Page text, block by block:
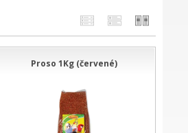
Proso 1Kg (červené)